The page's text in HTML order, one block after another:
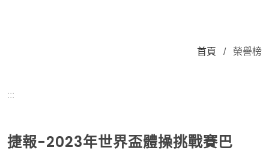
首頁 / 榮譽榜
:::
捷報-2023年世界盃體操挑戰賽巴